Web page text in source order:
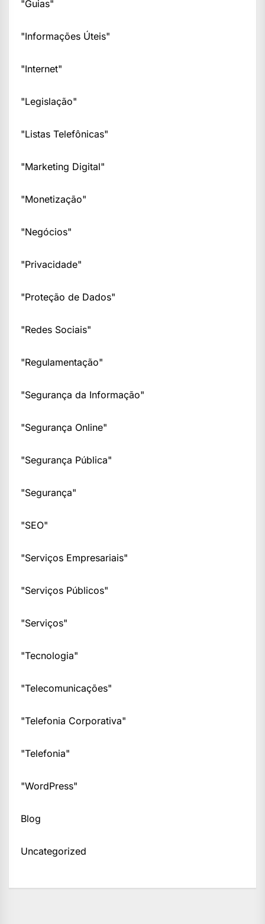
"Guias"
"Informações Úteis"
"Internet"
"Legislação"
"Listas Telefônicas"
"Marketing Digital"
"Monetização"
"Negócios"
"Privacidade"
"Proteção de Dados"
"Redes Sociais"
"Regulamentação"
"Segurança da Informação"
"Segurança Online"
"Segurança Pública"
"Segurança"
"SEO"
"Serviços Empresariais"
"Serviços Públicos"
"Serviços"
"Tecnologia"
"Telecomunicações"
"Telefonia Corporativa"
"Telefonia"
"WordPress"
Blog
Uncategorized